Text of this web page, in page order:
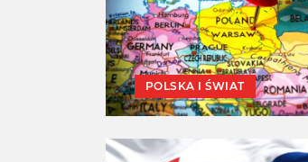
POLSKA I ŚWIAT